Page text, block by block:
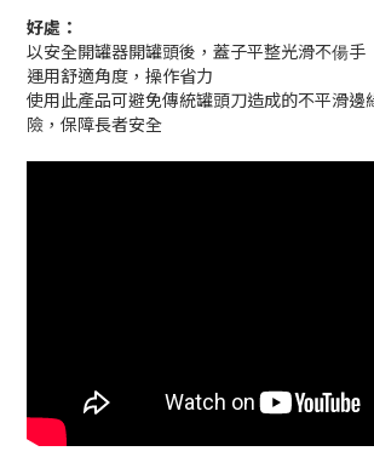
好處：
以安全開罐器開罐頭後，蓋子平整光滑不偒手
運用舒適角度，操作省力
使用此產品可避免傳統罐頭刀造成的不平滑邊
險，保障長者安全